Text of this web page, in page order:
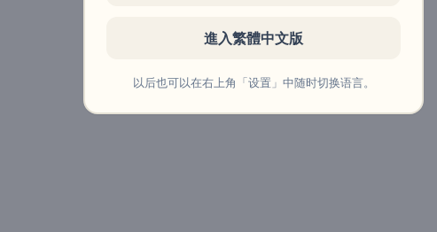
進入繁體中文版
以后也可以在右上角「设置」中随时切换语言。